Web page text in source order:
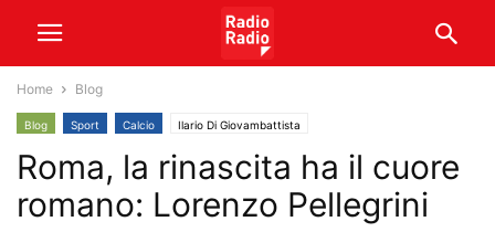
Home Blog
Blog Sport Calcio Ilario Di Giovambattista
Roma, la rinascita ha il cuore
romano: Lorenzo Pellegrini